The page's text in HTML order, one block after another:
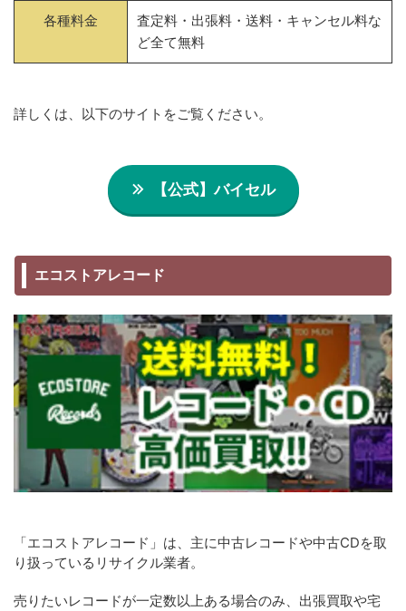
各種料金
査定料・出張料・送料・キャンセル料な
ど全て無料
詳しくは、以下のサイトをご覧ください。
【公式】バイセル
エコストアレコード
「エコストアレコード」は、主に中古レコードや中古CDを取
り扱っているリサイクル業者。
売りたいレコードが一定数以上ある場合のみ、出張買取や宅